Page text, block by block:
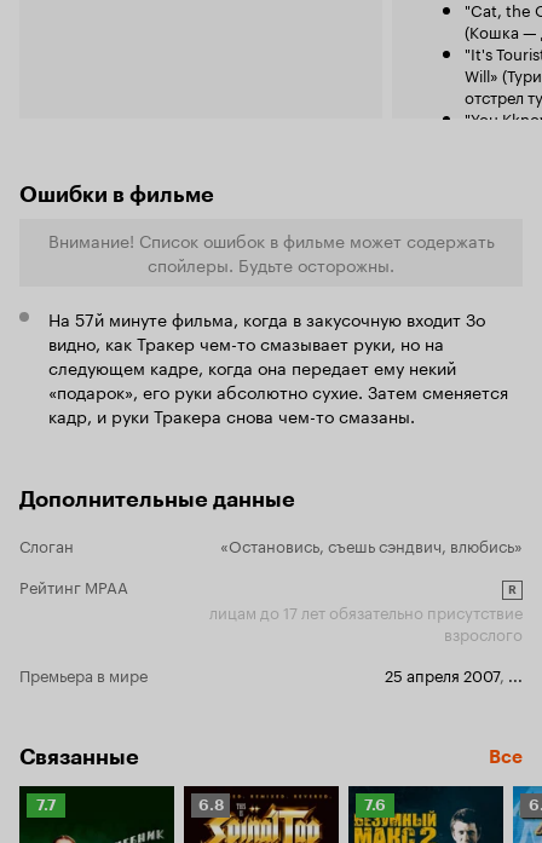
"Cat, the
(Кошка —
"It's
Will»
отстрел
"You
дерево —
"I Sell
(Никто не
Ошибки в фильме
Внимание! Список ошибок в фильме может содержать
спойлеры. Будьте осторожны.
На 57й минуте фильма, когда в закусочную входит Зо
видно, как Тракер чем-то смазывает руки, но на
следующем кадре, когда она передает ему некий
«подарок», его руки абсолютно сухие. Затем сменяется
кадр, и руки Тракера снова чем-то смазаны.
Дополнительные данные
Слоган
«Остановись, съешь сэндвич, влюбись»
Рейтинг MPAA
R
лицам до 17 лет обязательно присутствие
взрослого
Премьера в мире
25 апреля 2007,
Связанные Все
Рейтинг
7.7
Рейтинг
Кинопоиска
6.8
Рейтинг
Кинопоиска
7.6